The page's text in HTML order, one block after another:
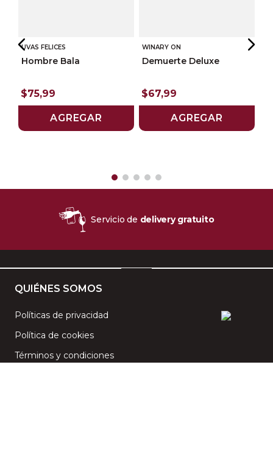
UVAS FELICES
Hombre Bala
$75,99
AGREGAR
WINARY ON
Demuerte Deluxe
$67,99
AGREGAR
Servicio de delivery gratuito
QUIÉNES SOMOS
Políticas de privacidad
Política de cookies
Términos y condiciones